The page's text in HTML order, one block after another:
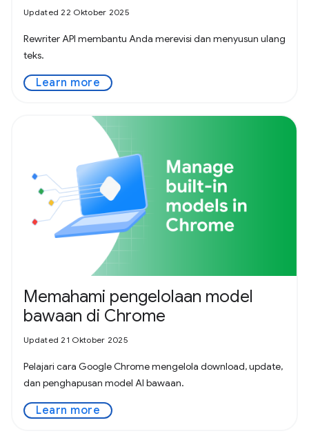
Updated 22 Oktober 2025
Rewriter API membantu Anda merevisi dan menyusun ulang
teks.
Learn more
Memahami pengelolaan model
bawaan di Chrome
Updated 21 Oktober 2025
Pelajari cara Google Chrome mengelola download, update,
dan penghapusan model AI bawaan.
Learn more